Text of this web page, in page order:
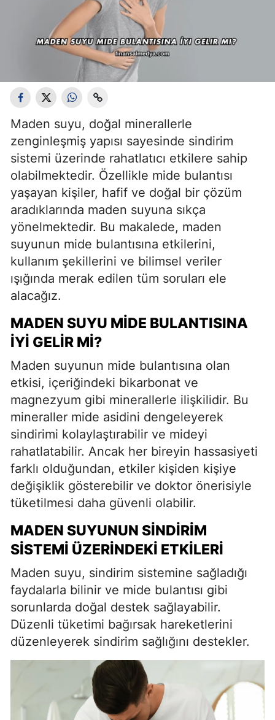
Maden suyu, doğal minerallerle
zenginleşmiş yapısı sayesinde sindirim
sistemi üzerinde rahatlatıcı etkilere sahip
olabilmektedir. Özellikle mide bulantısı
yaşayan kişiler, hafif ve doğal bir çözüm
aradıklarında maden suyuna sıkça
yönelmektedir. Bu makalede, maden
suyunun mide bulantısına etkilerini,
kullanım şekillerini ve bilimsel veriler
ışığında merak edilen tüm soruları ele
alacağız.
MADEN SUYU MIDE BULANTISINA
İYI GELIR MI?
Maden suyunun mide bulantısına olan
etkisi, içeriğindeki bikarbonat ve
magnezyum gibi minerallerle ilişkilidir. Bu
mineraller mide asidini dengeleyerek
sindirimi kolaylaştırabilir ve mideyi
rahatlatabilir. Ancak her bireyin hassasiyeti
farklı olduğundan, etkiler kişiden kişiye
değişiklik gösterebilir ve doktor önerisiyle
tüketilmesi daha güvenli olabilir.
MADEN SUYUNUN SINDIRIM
SISTEMI ÜZERINDEKI ETKILERI
Maden suyu, sindirim sistemine sağladığı
faydalarla bilinir ve mide bulantısı gibi
sorunlarda doğal destek sağlayabilir.
Düzenli tüketimi bağırsak hareketlerini
düzenleyerek sindirim sağlığını destekler.